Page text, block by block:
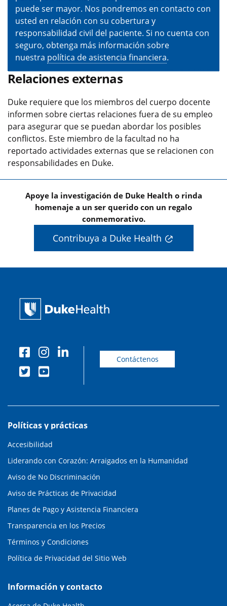
puede ser mayor. Nos pondremos en contacto con
usted en relación con su cobertura y
responsabilidad civil del paciente. Si no cuenta con
seguro, obtenga más información sobre
nuestra política de asistencia financiera.
Relaciones externas
Duke requiere que los miembros del cuerpo docente
informen sobre ciertas relaciones fuera de su empleo
para asegurar que se puedan abordar los posibles
conflictos. Este miembro de la facultad no ha
reportado actividades externas que se relacionen con
responsabilidades en Duke.
Apoye la investigación de Duke Health o rinda
homenaje a un ser querido con un regalo
conmemorativo.
Contribuya a Duke Health
Contáctenos
Políticas y prácticas
Accesibilidad
Liderando con Corazón: Arraigados en la Humanidad
Aviso de No Discriminación
Aviso de Prácticas de Privacidad
Planes de Pago y Asistencia Financiera
Transparencia en los Precios
Términos y Condiciones
Política de Privacidad del Sitio Web
Información y contacto